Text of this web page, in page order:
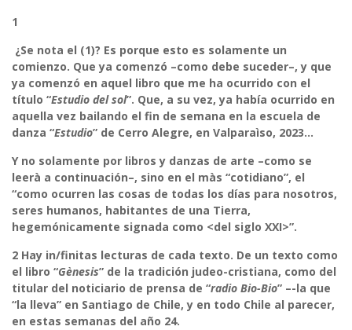
1
¿Se nota el (1)? Es porque esto es solamente un
comienzo. Que ya comenzó –como debe suceder–, y que
ya comenzó en aquel libro que me ha ocurrido con el
título “Estudio del sol”. Que, a su vez, ya había ocurrido en
aquella vez bailando el fin de semana en la escuela de
danza “Estudio” de Cerro Alegre, en Valparaìso, 2023…
Y no solamente por libros y danzas de arte –como se
leerà a continuación–, sino en el màs “cotidiano”, el
“como ocurren las cosas de todas los días para nosotros,
seres humanos, habitantes de una Tierra,
hegemónicamente signada como <del siglo XXI>”.
2 Hay in/finitas lecturas de cada texto. De un texto como
el libro “Gènesis” de la tradición judeo-cristiana, como del
titular del noticiario de prensa de “radio Bio-Bio” –-la que
“la lleva” en Santiago de Chile, y en todo Chile al parecer,
en estas semanas del año 24.